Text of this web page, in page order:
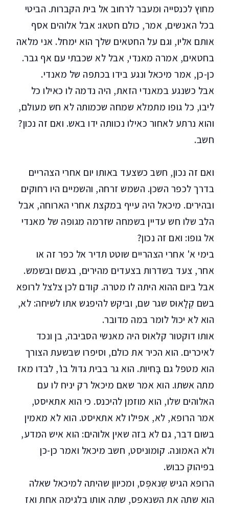
מחוץ לכנסייה ומעבר לרחוב אל בית הקברות. הביטי
בכל האנשים, אמר, כולם חטאו: אבל אלוהים אסף
אותם אליו, וגם על החטאים שלך הוא ימחל. אני מלאה
בחטאים, אמרה מאנדי, אבל לא שכבתי עם אף גבר.
כן-כן, אמר מיכאל ונגע בידו בכתפה של מאנדי.
אבל כשנגע במאנדי הזאת, היה נדמה לו כאילו כל
ליבו, כל גופו מתמלא שמחה שכמותה לא חש מעולם,
והוא נרתע לאחור כאילו נכוותה ידו באש. ואם זה נכון?
חשב.
ואם זה נכון, חשב כשצעד באותו יום אחרי הצהריים
בדרך לכפר השכן. השמש זרחה, והשמיים היו רחוקים
ובהירים. מיכאל היה עייף במקצת אחרי הארוחה, אבל
הלב שלו חש עדיין בשמחה שזרמה מגופה של מאנדי
אל גופו: ואם זה נכון?
בימי א' אחרי הצהריים שוטט תדיר אל כפר זה או
אחר, צעד בשדרות בצעדים מהירים, בגשם ובשמש.
אבל ביום ההוא היתה לו מטרה. קודם לכן צלצל לרופא
בשם קְלָאוּס שגר שם, וביקש להיפגש אתו לשיחה: לא,
הוא לא יכול לומר במה מדובר.
אותו דוקטור קלאוס היה מאנשי הסביבה, בן ונכד
לאיכרים. הוא הכיר את כולם, וסיפרו שבשעת הצורך
הוא מטפל גם בָּחיות. הוא גר בבית גדול בו', לבדו מאז
מתה אשתו. הוא אמר שאם מיכאל רק יניח לו עם
האלוהים שלו, הוא מוזמן להיכנס. כי הוא אתאיסט,
אמר הרופא, לא, אפילו לא אתאיסט. הוא לא מאמין
בשום דבר, גם לא בזה שאין אלוהים: הוא איש המדע,
ולא האמונה. קומוניסט, חשב מיכאל ואמר כן-כן
בפיהוק כבוש.
הרופא הגיש שְנאפְּס, ומכיוון שהיתה למיכאל שאלה
הוא שתה את השנאפס, שתה אותו בלגימה אחת ואז